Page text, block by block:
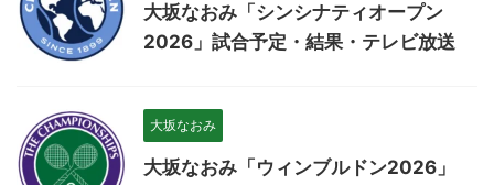
大坂なおみ「シンシナティオープン
2026」試合予定・結果・テレビ放送
大坂なおみ
大坂なおみ「ウィンブルドン2026」